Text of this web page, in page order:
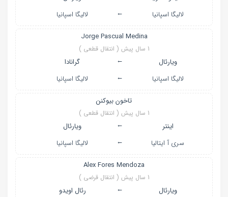
لالیگا اسپانیا
← لالیگا اسپانیا
Jorge Pascual Medina
1 سال پیش ( انتقال قطعی )
ویارئال ←
گرانادا
لالیگا اسپانیا
← لالیگا اسپانیا
تاخون بیوکنن
1 سال پیش ( انتقال قطعی )
اینتر ←
ویارئال
سری آ ایتالیا
← لالیگا اسپانیا
Alex Fores Mendoza
1 سال پیش ( انتقال قرضی )
ویارئال ← رئال اویدو